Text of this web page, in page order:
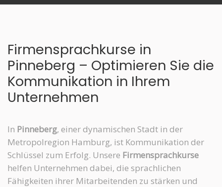
Firmensprachkurse in
Pinneberg – Optimieren Sie die
Kommunikation in Ihrem
Unternehmen
In Pinneberg, einer dynamischen Stadt in der
Metropolregion Hamburg, ist Kommunikation der
Schlüssel zum Erfolg. Unsere Firmensprachkurse
helfen Unternehmen dabei, die sprachlichen
Fähigkeiten ihrer Mitarbeitenden zu stärken und